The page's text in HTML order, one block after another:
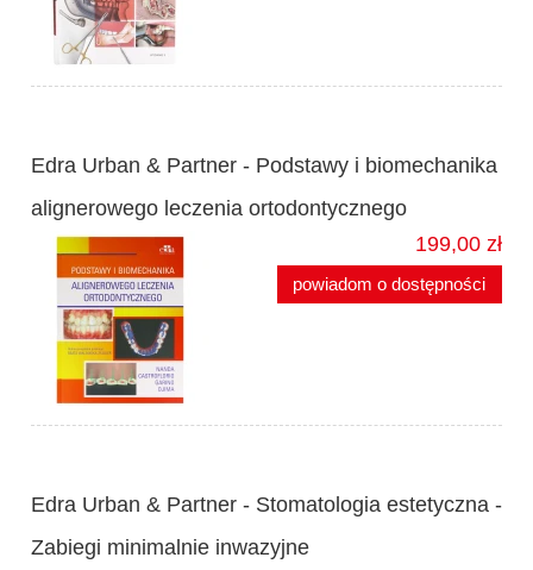
Edra Urban & Partner - Podstawy i biomechanika
alignerowego leczenia ortodontycznego
199,00 zł
powiadom o dostępności
Edra Urban & Partner - Stomatologia estetyczna -
Zabiegi minimalnie inwazyjne